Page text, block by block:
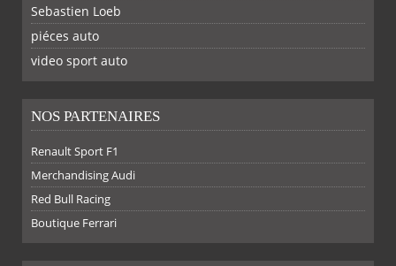
FACEBOOKTWITTER
Sebastien Loeb
piéces auto
video sport auto
NOS PARTENAIRES
Renault Sport F1
Merchandising Audi
Red Bull Racing
Boutique Ferrari